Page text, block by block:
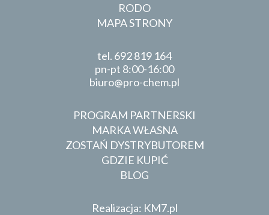
RODO
MAPA STRONY
tel. 692 819 164
pn-pt 8:00-16:00
biuro
pro-chem.pl
PROGRAM PARTNERSKI
MARKA WŁASNA
ZOSTAŃ DYSTRYBUTOREM
GDZIE KUPIĆ
BLOG
Realizacja: KM7.pl